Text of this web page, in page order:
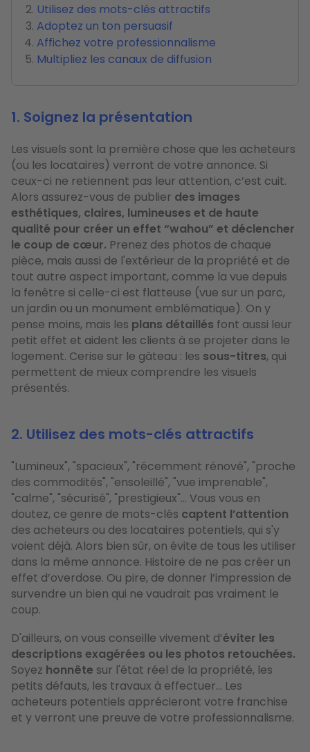
Utilisez des mots-clés attractifs
Adoptez un ton persuasif
Affichez votre professionnalisme
Multipliez les canaux de diffusion
1. Soignez la présentation
Les visuels sont la première chose que les acheteurs
(ou les locataires) verront de votre annonce. Si
ceux-ci ne retiennent pas leur attention, c’est cuit.
Alors assurez-vous de publier des images
esthétiques, claires, lumineuses et de haute
qualité pour créer un effet “wahou” et déclencher
le coup de cœur. Prenez des photos de chaque
pièce, mais aussi de l'extérieur de la propriété et de
tout autre aspect important, comme la vue depuis
la fenêtre si celle-ci est flatteuse (vue sur un parc,
un jardin ou un monument emblématique). On y
pense moins, mais les plans détaillés font aussi leur
petit effet et aident les clients à se projeter dans le
logement. Cerise sur le gâteau : les sous-titres, qui
permettent de mieux comprendre les visuels
présentés.
2. Utilisez des mots-clés attractifs
"Lumineux", "spacieux", "récemment rénové", "proche
des commodités", "ensoleillé", "vue imprenable",
"calme", "sécurisé", "prestigieux"... Vous vous en
doutez, ce genre de mots-clés captent l’attention
des acheteurs ou des locataires potentiels, qui s'y
voient déjà. Alors bien sûr, on évite de tous les utiliser
dans la même annonce. Histoire de ne pas créer un
effet d’overdose. Ou pire, de donner l’impression de
survendre un bien qui ne vaudrait pas vraiment le
coup.
D'ailleurs, on vous conseille vivement d’éviter les
descriptions exagérées ou les photos retouchées.
Soyez honnête sur l'état réel de la propriété, les
petits défauts, les travaux à effectuer... Les
acheteurs potentiels apprécieront votre franchise
et y verront une preuve de votre professionnalisme.